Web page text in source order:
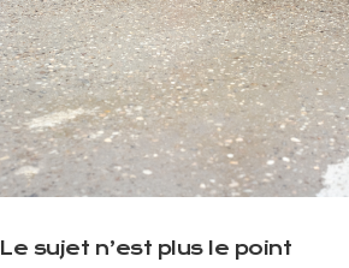
Le sujet n’est plus le point